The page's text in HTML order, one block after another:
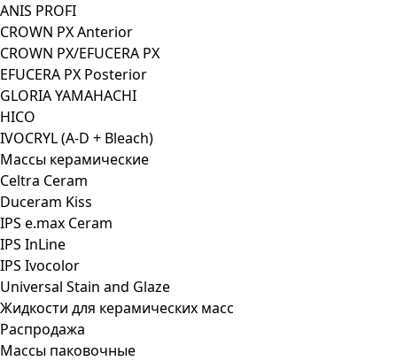
ANIS PROFI
CROWN PX Anterior
CROWN PX/EFUCERA PX
EFUCERA PX Posterior
GLORIA YAMAHACHI
HICO
IVOCRYL (A-D + Bleach)
Массы керамические
Celtra Ceram
Duceram Kiss
IPS e.max Ceram
IPS InLine
IPS Ivocolor
Universal Stain and Glaze
Жидкости для керамических масс
Распродажа
Массы паковочные